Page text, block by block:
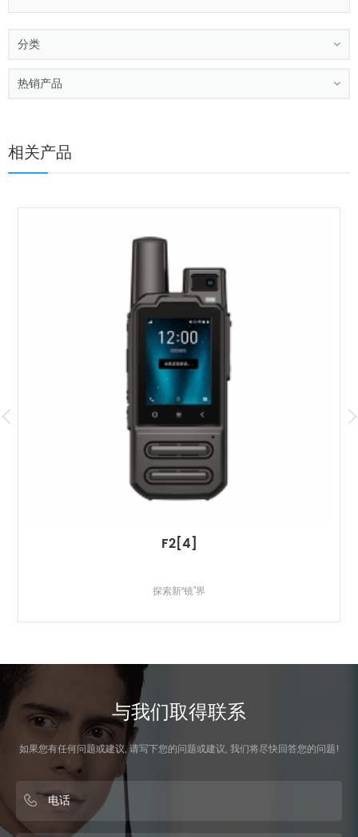
分类
热销产品
相关产品
D3
经典再升级
与我们取得联系
如果您有任何问题或建议, 请写下您的问题或建议, 我们将尽快回答您的问题!